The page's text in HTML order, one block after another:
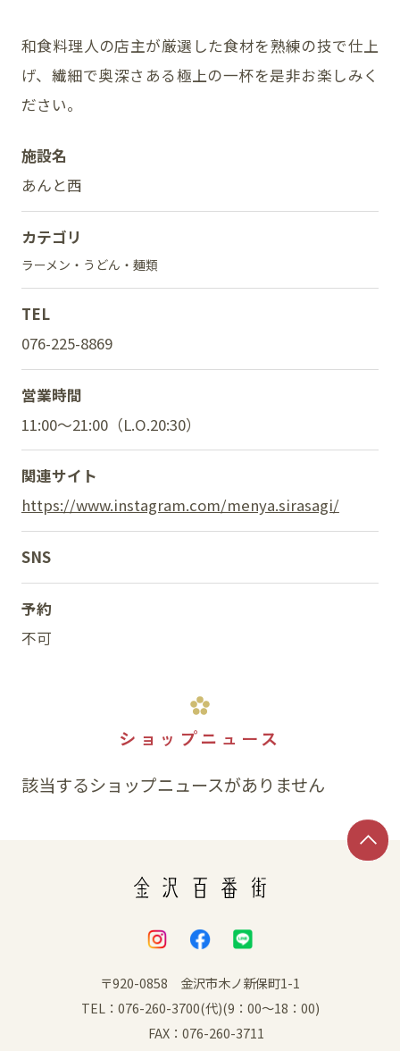
スタッフ募集
和食料理人の店主が厳選した食材を熟練の技で仕上
げ、繊細で奥深さある極上の一杯を是非お楽しみく
ださい。
施設名
あんと西
カテゴリ
ラーメン・うどん・麺類
TEL
076-225-8869
営業時間
11:00～21:00（L.O.20:30）
関連サイト
https://www.instagram.com/menya.sirasagi/
SNS
予約
不可
ショップニュース
該当するショップニュースがありません
〒920-0858 金沢市木ノ新保町1-1
TEL：076-260-3700(代)(9：00～18：00)
FAX：076-260-3711